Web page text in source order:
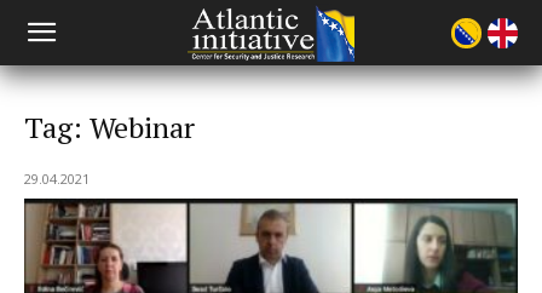
Tag: Webinar
29.04.2021